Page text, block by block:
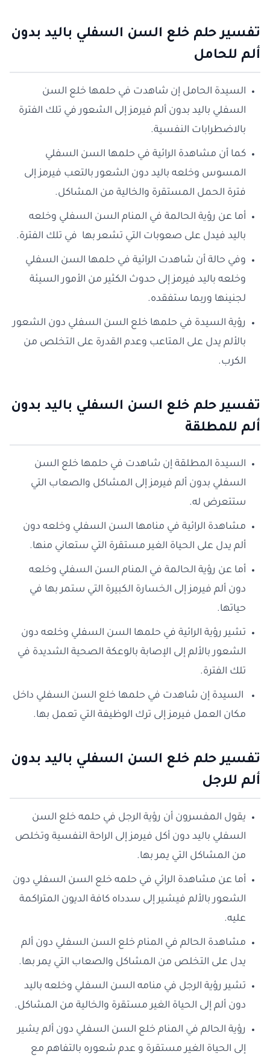
تفسير حلم خلع السن السفلي باليد بدون
ألم للحامل
السيدة الحامل إن شاهدت في حلمها خلع السن
السفلي باليد بدون ألم فيرمز إلى الشعور في تلك الفترة
بالاضطرابات النفسية.
كما أن مشاهدة الرائية في حلمها السن السفلي
المسوس وخلعه باليد دون الشعور بالتعب فيرمز إلى
فترة الحمل المستقرة والخالية من المشاكل.
أما عن رؤية الحالمة في المنام السن السفلي وخلعه
باليد فيدل على صعوبات التي تشعر بها في تلك الفترة.
وفي حالة أن شاهدت الرائية في حلمها السن السفلي
وخلعه باليد فيرمز إلى حدوث الكثير من الأمور السيئة
لجنينها وربما ستفقده.
رؤية السيدة في حلمها خلع السن السفلي دون الشعور
بالألم يدل على المتاعب وعدم القدرة على التخلص من
الكرب.
تفسير حلم خلع السن السفلي باليد بدون
ألم للمطلقة
السيدة المطلقة إن شاهدت في حلمها خلع السن
السفلي بدون ألم فيرمز إلى المشاكل والصعاب التي
ستتعرض له.
مشاهدة الرائية في منامها السن السفلي وخلعه دون
ألم يدل على الحياة الغير مستقرة التي ستعاني منها.
أما عن رؤية الحالمة في المنام السن السفلي وخلعه
دون ألم فيرمز إلى الخسارة الكبيرة التي ستمر بها في
حياتها.
تشير رؤية الرائية في حلمها السن السفلي وخلعه دون
الشعور بالألم إلى الإصابة بالوعكة الصحية الشديدة في
تلك الفترة.
السيدة إن شاهدت في حلمها خلع السن السفلي داخل
مكان العمل فيرمز إلى ترك الوظيفة التي تعمل بها.
تفسير حلم خلع السن السفلي باليد بدون
ألم للرجل
يقول المفسرون أن رؤية الرجل في حلمه خلع السن
السفلي باليد دون أكل فيرمز إلى الراحة النفسية وتخلص
من المشاكل التي يمر بها.
أما عن مشاهدة الرائي في حلمه خلع السن السفلي دون
الشعور بالألم فيشير إلى سدداه كافة الديون المتراكمة
عليه.
مشاهدة الحالم في المنام خلع السن السفلي دون ألم
يدل على التخلص من المشاكل والصعاب التي يمر بها.
تشير رؤية الرجل في منامه السن السفلي وخلعه باليد
دون ألم إلى الحياة الغير مستقرة والخالية من المشاكل.
رؤية الحالم في المنام خلع السن السفلي دون ألم يشير
إلى الحياة الغير مستقرة و عدم شعوره بالتفاهم مع